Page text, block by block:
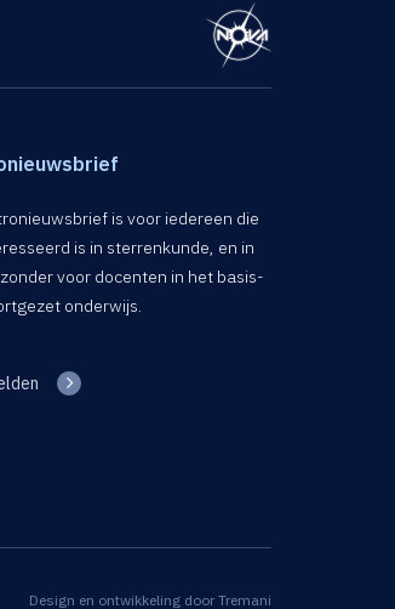
is voor iedereen die
is in sterrenkunde, en in
voor docenten in het basis-
onderwijs.
Design en ontwikkeling door Tremani